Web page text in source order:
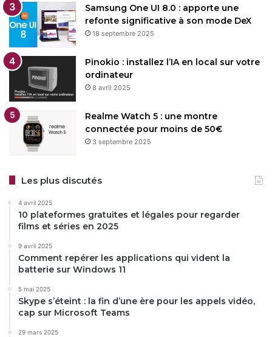
Samsung One UI 8.0 : apporte une
refonte significative à son mode DeX
18 septembre 2025
Pinokio : installez l’IA en local sur votre
ordinateur
8 avril 2025
Realme Watch 5 : une montre
connectée pour moins de 50€
3 septembre 2025
Les plus discutés
4 avril 2025
10 plateformes gratuites et légales pour regarder
films et séries en 2025
9 avril 2025
Comment repérer les applications qui vident la
batterie sur Windows 11
5 mai 2025
Skype s’éteint : la fin d’une ère pour les appels vidéo,
cap sur Microsoft Teams
29 mars 2025